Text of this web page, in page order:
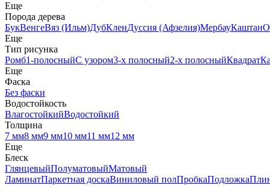
Еще
Порода дерева
БукВенгеВяз (Ильм)ДубКленДуссия (Афзелия)МербауКаштан
Еще
Тип рисунка
Ромб1-полосныйС узором3-х полосный2-х полосныйКвадрат
Еще
Фаска
Без фаски
Водостойкость
ВлагостойкийВодостойкий
Толщина
7 мм8 мм9 мм10 мм11 мм12 мм
Еще
Блеск
ГлянцевыйПолуматовыйМатовый
ЛаминатПаркетная доскаВиниловый полПробкаПодложка